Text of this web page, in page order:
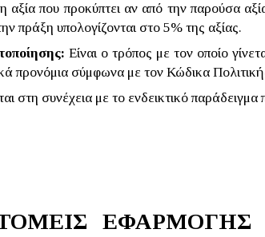
η αξία που προκύπτει αν από την παρούσα
πράξη υπολογίζονται στο 5% της αξίας.
Είναι ο τρόπος με τον οποίο
προνόμια σύμφωνα με τον Κώδικα
συνέχεια με το ενδεικτικό παράδειγμα